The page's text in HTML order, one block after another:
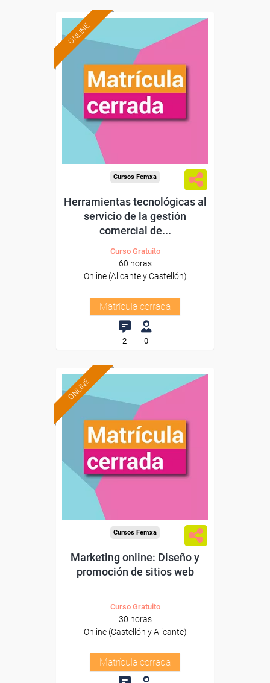
ONLINE
Cursos Femxa
Herramientas tecnológicas al
servicio de la gestión
comercial de...
Curso Gratuito
60 horas
Online (Alicante y Castellón)
Matrícula cerrada
2 0
ONLINE
Cursos Femxa
Marketing online: Diseño y
promoción de sitios web
Curso Gratuito
30 horas
Online (Castellón y Alicante)
Matrícula cerrada